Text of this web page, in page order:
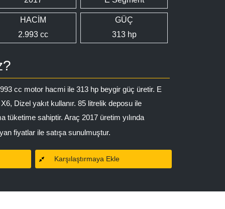
HACİM
2.993 cc
GÜÇ
313 hp
cc motor hacmi ile 313 hp beygir güç üretir. E
Dizel yakıt kullanır. 85 litrelik deposu ile
tüketime sahiptir. Araç 2017 üretim yılında
fiyatlar ile satışa sunulmuştur.
Karşılaştırmaya Ekle